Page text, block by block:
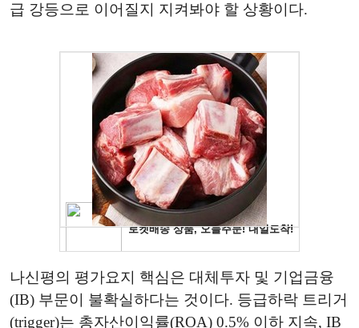
급 강등으로 이어질지 지켜봐야 할 상황이다.
나신평의 평가요지 핵심은 대체투자 및 기업금융
(IB) 부문이 불확실하다는 것이다. 등급하락 트리거
(trigger)는 총자산이익률(ROA) 0.5% 이하 지속, IB